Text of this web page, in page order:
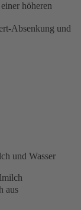
höheren
Absenkung und
und Wasser
aus